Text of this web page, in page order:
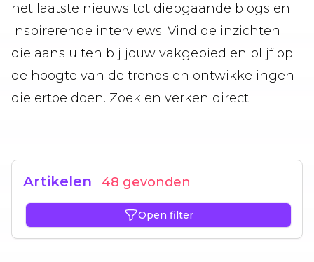
het laatste nieuws tot diepgaande blogs en
inspirerende interviews. Vind de inzichten
die aansluiten bij jouw vakgebied en blijf op
de hoogte van de trends en ontwikkelingen
die ertoe doen. Zoek en verken direct!
Artikelen 48 gevonden
Open filter